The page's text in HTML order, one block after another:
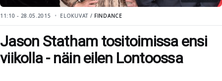
11:10 - 28.05.2015 ELOKUVAT / FINDANCE
Jason Statham tositoimissa ensi
viikolla - näin eilen Lontoossa